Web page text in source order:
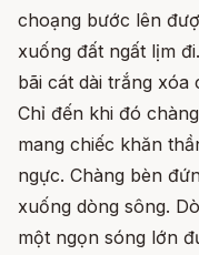
choạng bước lên
xuống đất ngất lịm
bãi cát dài trắng
Chỉ đến khi đó
mang chiếc khăn
ngực. Chàng bèn
xuống dòng sông.
một ngọn sóng lớn